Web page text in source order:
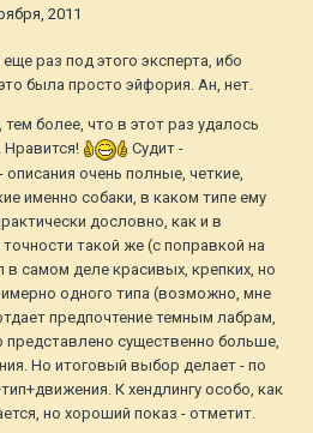
2011
раз под этого эксперта, ибо
была просто эйфория. Ан, нет.
более, что в этот раз удалось
Судит -
очень полные, четкие,
именно собаки, в каком типе ему
дословно, как и в
такой же (с поправкой на
самом деле красивых, крепких, но
одного типа (возможно, мне
предпочтение темным лабрам,
представлено существенно больше,
Но итоговый выбор делает - по
К хендлингу особо, как
но хороший показ - отметит.